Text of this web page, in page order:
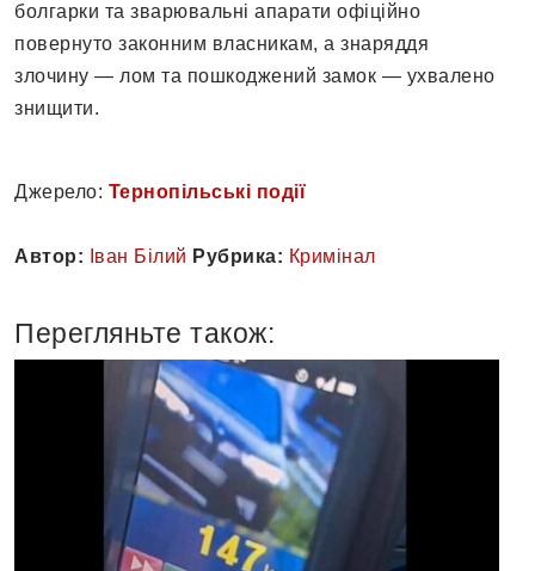
болгарки та зварювальні апарати офіційно
повернуто законним власникам, а знаряддя
злочину — лом та пошкоджений замок — ухвалено
знищити.
Джерело: Тернопільські події
Автор: Іван Білий Рубрика: Кримінал
Перегляньте також: